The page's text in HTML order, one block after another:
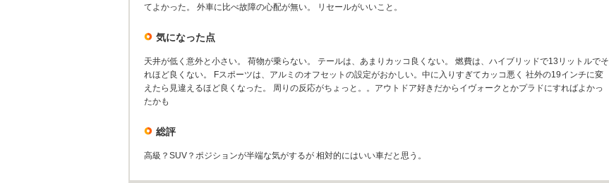
てよかった。 外車に比べ故障の心配が無い。 リセールがいいこと。
気になった点
天井が低く意外と小さい。 荷物が乗らない。 テールは、あまりカッコ良くない。 燃費は、ハイブリッドで13リットルでそ
れほど良くない。 Fスポーツは、アルミのオフセットの設定がおかしい。中に入りすぎてカッコ悪く 社外の19インチに変
えたら見違えるほど良くなった。 周りの反応がちょっと。。アウトドア好きだからイヴォークとかプラドにすればよかっ
たかも
総評
高級？SUV？ポジションが半端な気がするが 相対的にはいい車だと思う。